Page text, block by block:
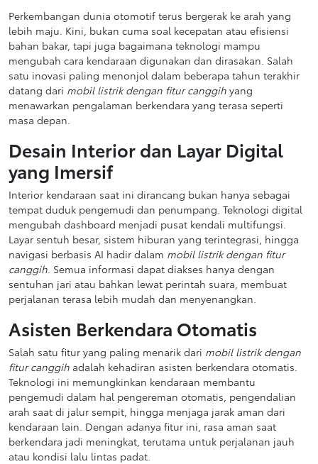
Perkembangan dunia otomotif terus bergerak ke arah yang
lebih maju. Kini, bukan cuma soal kecepatan atau efisiensi
bahan bakar, tapi juga bagaimana teknologi mampu
mengubah cara kendaraan digunakan dan dirasakan. Salah
satu inovasi paling menonjol dalam beberapa tahun terakhir
datang dari mobil listrik dengan fitur canggih yang
menawarkan pengalaman berkendara yang terasa seperti
masa depan.
Desain Interior dan Layar Digital
yang Imersif
Interior kendaraan saat ini dirancang bukan hanya sebagai
tempat duduk pengemudi dan penumpang. Teknologi digital
mengubah dashboard menjadi pusat kendali multifungsi.
Layar sentuh besar, sistem hiburan yang terintegrasi, hingga
navigasi berbasis AI hadir dalam mobil listrik dengan fitur
canggih . Semua informasi dapat diakses hanya dengan
sentuhan jari atau bahkan lewat perintah suara, membuat
perjalanan terasa lebih mudah dan menyenangkan.
Asisten Berkendara Otomatis
Salah satu fitur yang paling menarik dari mobil listrik dengan
fitur canggih adalah kehadiran asisten berkendara otomatis.
Teknologi ini memungkinkan kendaraan membantu
pengemudi dalam hal pengereman otomatis, pengendalian
arah saat di jalur sempit, hingga menjaga jarak aman dari
kendaraan lain. Dengan adanya fitur ini, rasa aman saat
berkendara jadi meningkat, terutama untuk perjalanan jauh
atau kondisi lalu lintas padat.